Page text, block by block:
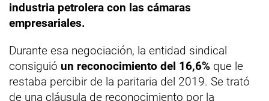
industria petrolera con las cámaras
empresariales.
Durante esa negociación, la entidad sindical
consiguió un reconocimiento del 16,6% que le
restaba percibir de la paritaria del 2019. Se trató
de una cláusula de reconocimiento por la